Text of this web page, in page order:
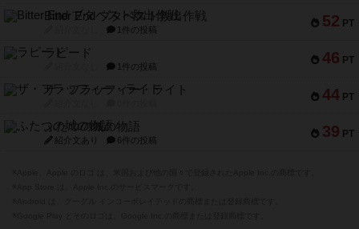
52 PT
Bitter End ブタペスト救出作戦
1件の投稿
46 PT
ラピード
1件の投稿
44 PT
ザ・フラッフィー・ライト
39 PT
ふたつの城の物語
紹介文あり 6件の投稿